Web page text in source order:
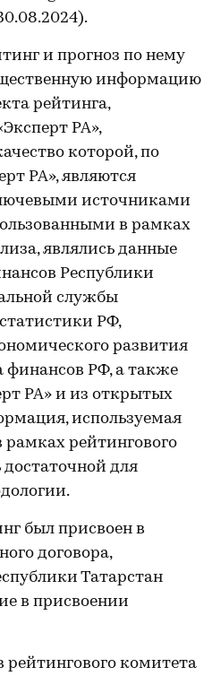
и прогноз по нему
информацию
рейтинга,
РА»,
которой, по
РА», являются
источниками
в рамках
являлись данные
Республики
службы
РФ,
развития
финансов РФ, а также
РА» и из открытых
используемая
рамках рейтингового
достаточной для
был присвоен в
договора,
Татарстан
в присвоении
рейтингового комитета